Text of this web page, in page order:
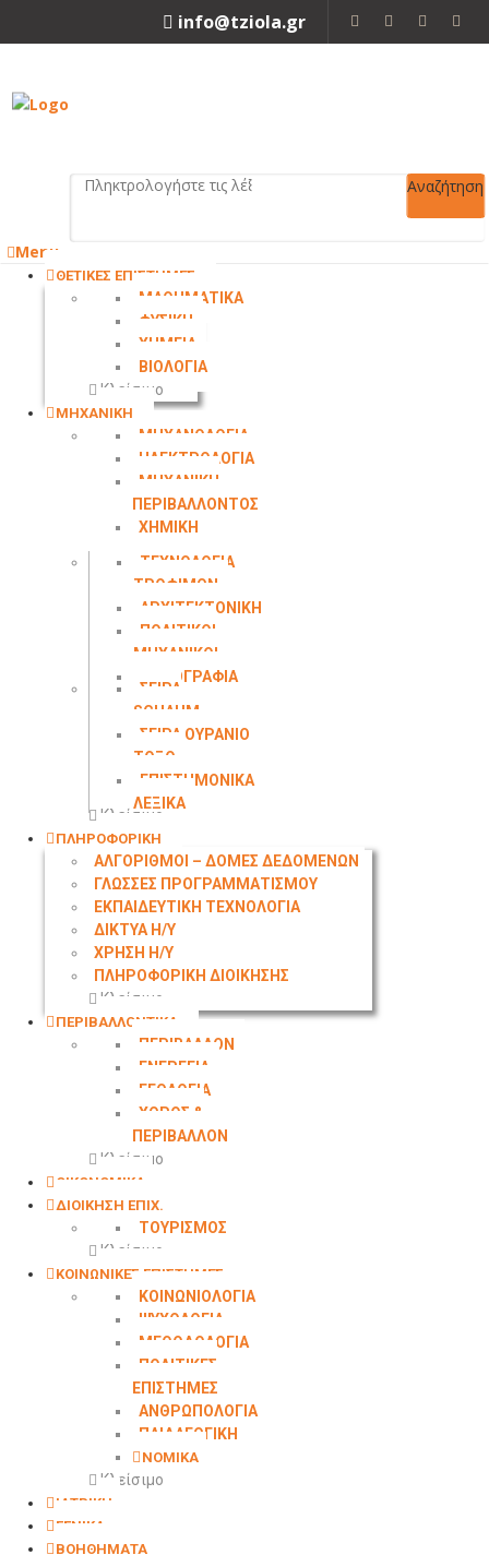
info@tziola.gr
Αναζήτηση
Menu
ΘΕΤΙΚΕΣ ΕΠΙΣΤΗΜΕΣ
ΜΑΘΗΜΑΤΙΚΑ
ΦΥΣΙΚΗ
ΧΗΜΕΙΑ
ΒΙΟΛΟΓΙΑ
Κλείσιμο
ΜΗΧΑΝΙΚΗ
ΜΗΧΑΝΟΛΟΓΙΑ
ΗΛΕΚΤΡΟΛΟΓΙΑ
ΜΗΧΑΝΙΚΗ
ΠΕΡΙΒΑΛΛΟΝΤΟΣ
ΧΗΜΙΚΗ
ΤΕΧΝΟΛΟΓΙΑ
ΤΡΟΦΙΜΩΝ
ΑΡΧΙΤΕΚΤΟΝΙΚΗ
ΠΟΛΙΤΙΚΟΙ
ΜΗΧΑΝΙΚΟΙ
ΤΟΠΟΓΡΑΦΙΑ
ΣΕΙΡΑ
SCHAUM
ΣΕΙΡΑ ΟΥΡΑΝΙΟ
ΤΟΞΟ
ΕΠΙΣΤΗΜΟΝΙΚΑ
ΛΕΞΙΚΑ
Κλείσιμο
ΠΛΗΡΟΦΟΡΙΚΗ
ΑΛΓΟΡΙΘΜΟΙ – ΔΟΜΕΣ ΔΕΔΟΜΕΝΩΝ
ΓΛΩΣΣΕΣ ΠΡΟΓΡΑΜΜΑΤΙΣΜΟΥ
ΕΚΠΑΙΔΕΥΤΙΚΗ ΤΕΧΝΟΛΟΓΙΑ
ΔΙΚΤΥΑ Η/Υ
ΧΡΗΣΗ Η/Υ
ΠΛΗΡΟΦΟΡΙΚΗ ΔΙΟΙΚΗΣΗΣ
Κλείσιμο
ΠΕΡΙΒΑΛΛΟΝΤΙΚΑ
ΠΕΡΙΒΑΛΛΟΝ
ΕΝΕΡΓΕΙΑ
ΓΕΩΛΟΓΙΑ
ΧΩΡΟΣ &
ΠΕΡΙΒΑΛΛΟΝ
Κλείσιμο
ΟΙΚΟΝΟΜΙΚΑ
ΔΙΟΙΚΗΣΗ ΕΠΙΧ.
ΤΟΥΡΙΣΜΟΣ
Κλείσιμο
ΚΟΙΝΩΝΙΚΕΣ ΕΠΙΣΤΗΜΕΣ
ΚΟΙΝΩΝΙΟΛΟΓΙΑ
ΨΥΧΟΛΟΓΙΑ
ΜΕΘΟΔΟΛΟΓΙΑ
ΠΟΛΙΤΙΚΕΣ
ΕΠΙΣΤΗΜΕΣ
ΑΝΘΡΩΠΟΛΟΓΙΑ
ΠΑΙΔΑΓΩΓΙΚΗ
ΝΟΜΙΚΑ
Κλείσιμο
ΙΑΤΡΙΚΗ
ΓΕΝΙΚΑ
ΒΟΗΘΗΜΑΤΑ